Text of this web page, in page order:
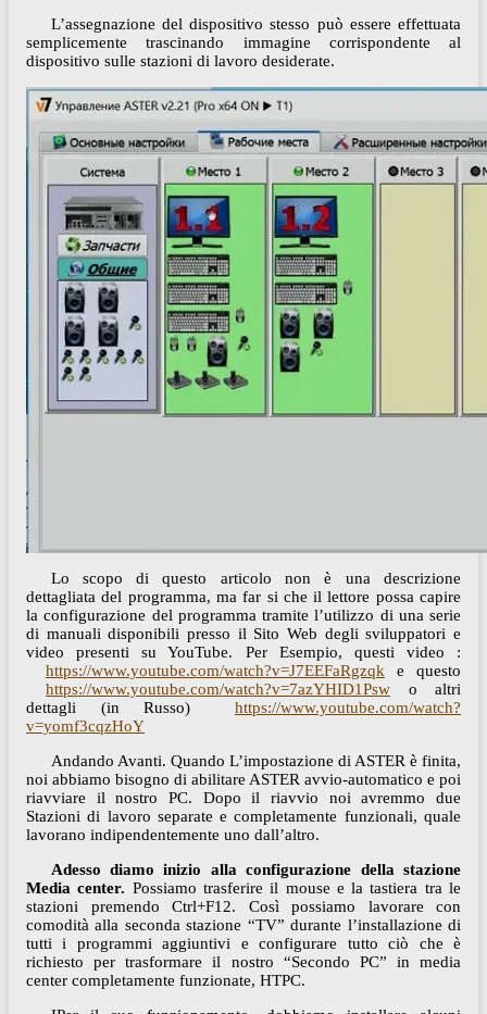
L’assegnazione del dispositivo stesso può essere effettuata
semplicemente trascinando immagine corrispondente al
dispositivo sulle stazioni di lavoro desiderate.
Lo scopo di questo articolo non è una descrizione
dettagliata del programma, ma far si che il lettore possa capire
la configurazione del programma tramite l’utilizzo di una serie
di manuali disponibili presso il Sito Web degli sviluppatori e
video presenti su YouTube. Per Esempio, questi video :
https://www.youtube.com/watch?v=J7EEFaRgzqk e questo
https://www.youtube.com/watch?v=7azYHID1Psw o altri
dettagli (in Russo)
https://www.youtube.com/watch?
v=yomf3cqzHoY
Andando Avanti. Quando L’impostazione di ASTER è finita,
noi abbiamo bisogno di abilitare ASTER avvio-automatico e poi
riavviare il nostro PC. Dopo il riavvio noi avremmo due
Stazioni di lavoro separate e completamente funzionali, quale
lavorano indipendentemente uno dall’altro.
Adesso diamo inizio alla configurazione della stazione
Media center. Possiamo trasferire il mouse e la tastiera tra le
stazioni premendo Ctrl+F12. Così possiamo lavorare con
comodità alla seconda stazione “TV” durante l’installazione di
tutti i programmi aggiuntivi e configurare tutto ciò che è
richiesto per trasformare il nostro “Secondo PC” in media
center completamente funzionate, HTPC.